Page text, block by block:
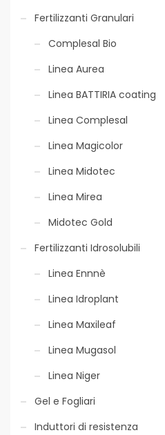
Consentito in Bio
ecosostenibile
Fertirrigazione
ecosostenibile
Fertilizzanti Granulari
Complesal Bio
Linea Aurea
Linea BATTIRIA coating
Linea Complesal
Linea Magicolor
Linea Midotec
Linea Mirea
Midotec Gold
Fertilizzanti Idrosolubili
Linea Ennnè
Linea Idroplant
Linea Maxileaf
Linea Mugasol
Linea Niger
Gel e Fogliari
Induttori di resistenza